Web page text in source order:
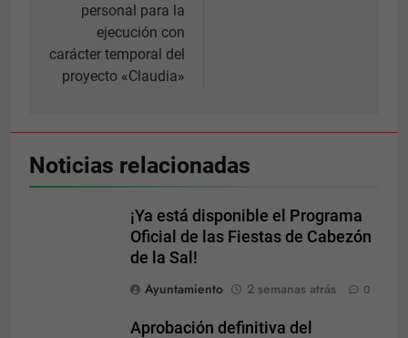
personal para la
ejecución con
carácter temporal del
proyecto «Claudia»
Noticias relacionadas
¡Ya está disponible el Programa
Oficial de las Fiestas de Cabezón
de la Sal!
Ayuntamiento
2 semanas atrás 0
Aprobación definitiva del